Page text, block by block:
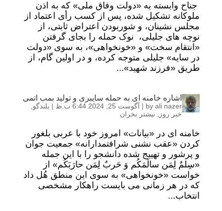
جناح وابسته به «دولت وفاق ملی» که به اذن
ملوکانه تشکیل شده، پس از کسب رأی اعتماد از
مجلس نشینان، و شوربودن اعتراض ثابتی، از
نوچه های جلیلی، نوک حمله را بجای گرفتن
«انتقام سخت» و «خونخواهی»، به سوی «دولت
در سایه» جلیلی متوجه کرده، و در اولین گام، از
طریق «فرزند شهید»...
اشاره خامنه ای به حمله سایبری و تولید بمب اتمی
byali nazer
| آگوست 25, 2024 6:44 ب.ظ | بلندگو
خبر روز
نیشتر بحران
خامنه ای در «بیانات» امروز خود با عربی بلغور
کردن «عقب نشنی شرافتمدارانه» جمعیت جوان
و پرشور و تهییج شده دانشجو را با این جمله
«سِلمٌ لِمَن سالَمَکُم وَ حَربٌ‌ لِمَن حارَبَکُم» از
خواست «خونخواهی» به سوی این منطق هُل داد
که در هر زمانی می بایست راهکار مشخصی
انتخاب...